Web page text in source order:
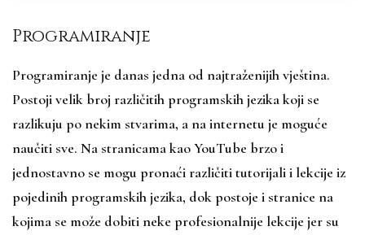
Programiranje
Programiranje je danas jedna od najtraženijih vještina.
Postoji velik broj različitih programskih jezika koji se
razlikuju po nekim stvarima, a na internetu je moguće
naučiti sve. Na stranicama kao YouTube brzo i
jednostavno se mogu pronaći različiti tutorijali i lekcije iz
pojedinih programskih jezika, dok postoje i stranice na
kojima se može dobiti neke profesionalnije lekcije jer su